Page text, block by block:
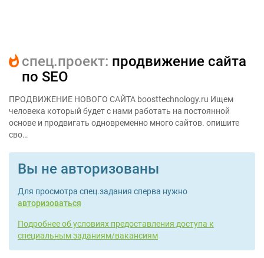
cпец.проект: продвижение сайта
по SEO
ПРОДВИЖЕНИЕ НОВОГО САЙТА boosttechnology.ru Ищем
человека который будет с нами работать на постоянной
основе и продвигать одновременно много сайтов. опишите
сво…
Вы не авторизованы
Для просмотра спец.задания сперва нужно
авторизоваться
Подробнее об условиях предоставления доступа к
специальным заданиям/вакансиям